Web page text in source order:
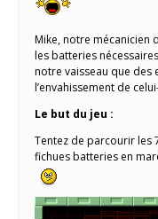
Mike, notre mécanicien
les batteries
notre vaisseau que des
l’envahissement de
Le but du jeu :
Tentez de parcourir les
fichues batteries en